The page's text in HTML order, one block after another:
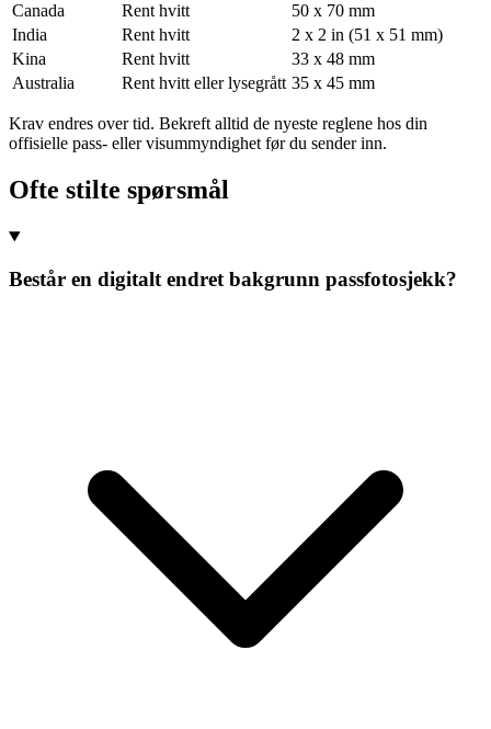
Canada
Rent hvitt
50 x 70 mm
India
Rent hvitt
2 x 2 in (51 x 51 mm)
Kina
Rent hvitt
33 x 48 mm
Australia
Rent hvitt eller lysegrått 35 x 45 mm
Krav endres over tid. Bekreft alltid de nyeste reglene hos din
offisielle pass- eller visummyndighet før du sender inn.
Ofte stilte spørsmål
Består en digitalt endret bakgrunn passfotosjekk?